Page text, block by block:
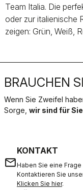
Team Italia. Die
oder zur italienische
zeigen: Grün, Weiß,
BRAUCHEN
Wenn Sie Zweifel
Sorge, wir sind für
email
KONTAKT
Haben Sie eine Frage
Kontaktieren Sie
Klicken Sie hier.